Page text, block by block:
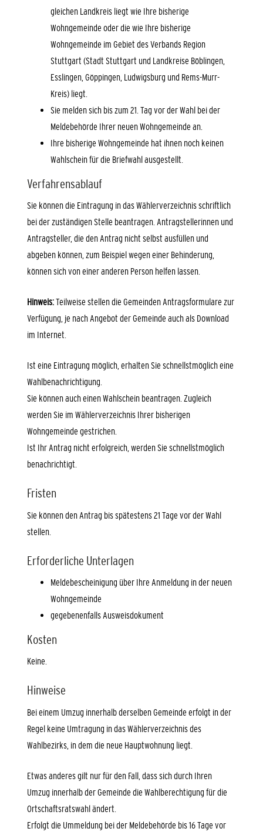
gleichen Landkreis liegt wie Ihre bisherige
Wohngemeinde oder die wie Ihre bisherige
Wohngemeinde im Gebiet des Verbands Region
Stuttgart (Stadt Stuttgart und Landkreise Böblingen,
Esslingen, Göppingen, Ludwigsburg und Rems-Murr-
Kreis) liegt.
Sie melden sich bis zum 21. Tag vor der Wahl bei der
Meldebehörde Ihrer neuen Wohngemeinde an.
Ihre bisherige Wohngemeinde hat ihnen noch keinen
Wahlschein für die Briefwahl ausgestellt.
Verfahrensablauf
Sie können die Eintragung in das Wählerverzeichnis schriftlich
bei der zuständigen Stelle beantragen. Antragstellerinnen und
Antragsteller, die den Antrag nicht selbst ausfüllen und
abgeben können, zum Beispiel wegen einer Behinderung,
können sich von einer anderen Person helfen lassen.
Hinweis:Teilweise stellen die Gemeinden Antragsformulare zur
Verfügung, je nach Angebot der Gemeinde auch als Download
im Internet.
Ist eine Eintragung möglich, erhalten Sie schnellstmöglich eine
Wahlbenachrichtigung.
Sie können auch einen Wahlschein beantragen. Zugleich
werden Sie im Wählerverzeichnis Ihrer bisherigen
Wohngemeinde gestrichen.
Ist Ihr Antrag nicht erfolgreich, werden Sie schnellstmöglich
benachrichtigt.
Fristen
Sie können den Antrag bis spätestens 21 Tage vor der Wahl
stellen.
Erforderliche Unterlagen
Meldebescheinigung über Ihre Anmeldung in der neuen
Wohngemeinde
gegebenenfalls Ausweisdokument
Kosten
Keine.
Hinweise
Bei einem Umzug innerhalb derselben Gemeinde erfolgt in der
Regel keine Umtragung in das Wählerverzeichnis des
Wahlbezirks, in dem die neue Hauptwohnung liegt.
Etwas anderes gilt nur für den Fall, dass sich durch Ihren
Umzug innerhalb der Gemeinde die Wahlberechtigung für die
Ortschaftsratswahl ändert.
Erfolgt die Ummeldung bei der Meldebehörde bis 16 Tage vor